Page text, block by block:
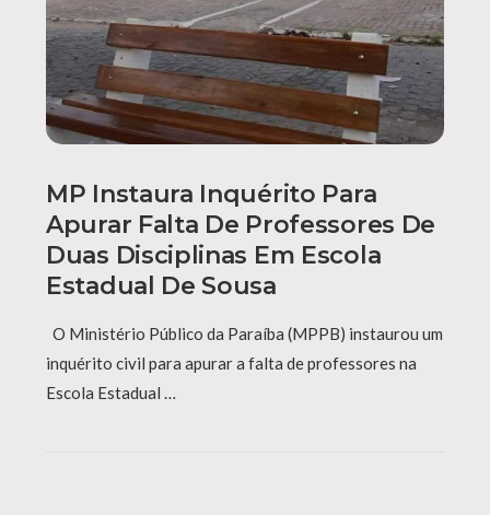
MP Instaura Inquérito Para
Apurar Falta De Professores De
Duas Disciplinas Em Escola
Estadual De Sousa
O Ministério Público da Paraíba (MPPB) instaurou um
inquérito civil para apurar a falta de professores na
Escola Estadual …